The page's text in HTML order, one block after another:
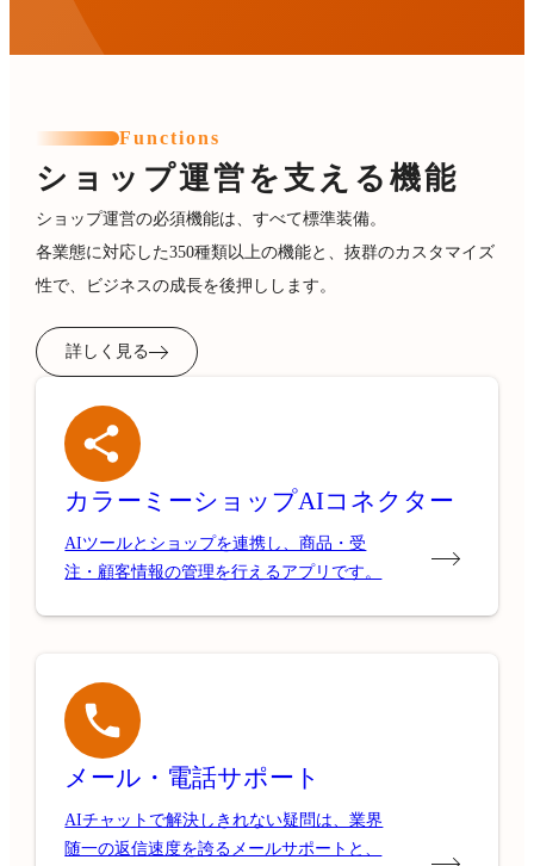
Functions
ショップ運営を支える機能
ショップ運営の必須機能は、すべて標準装備。
各業態に対応した350種類以上の機能と、抜群のカスタマイズ
性で、ビジネスの成長を後押しします。
詳しく見る
カラーミーショップAIコネクター
AIツールとショップを連携し、商品・受
注・顧客情報の管理を行えるアプリです。
メール・電話サポート
AIチャットで解決しきれない疑問は、業界
随一の返信速度を誇るメールサポートと、